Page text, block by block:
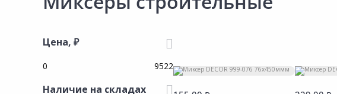
Керамическая плитка
Цена, ₽
Наличие на складах